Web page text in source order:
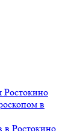
Ростокино
в
в Ростокино